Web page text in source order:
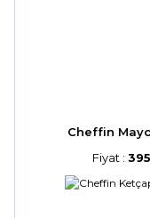
Cheffin
Fiyat :